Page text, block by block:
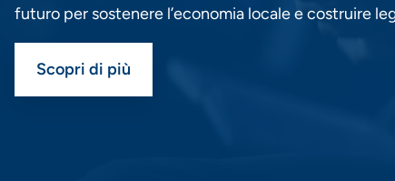
futuro per sostenere l’economia locale e costruire
Scopri di più